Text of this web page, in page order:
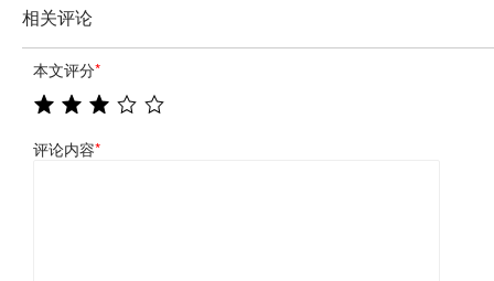
相关评论
本文评分*
评论内容*